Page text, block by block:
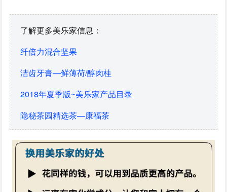
了解更多美乐家信息：
纤倍力混合坚果
洁齿牙膏—鲜薄荷/醇肉桂
2018年夏季版~美乐家产品目录
隐秘茶园精选茶—康福茶